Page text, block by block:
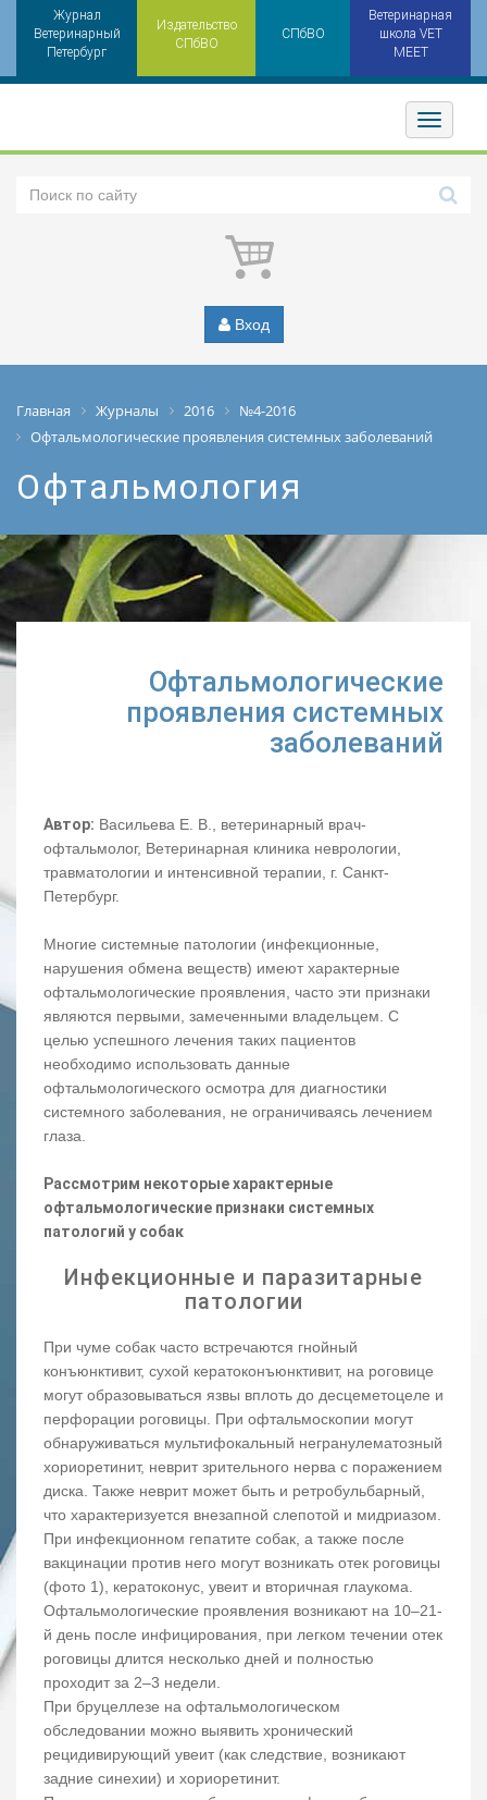
Журнал
Ветеринарный
Петербург
Издательство
СПбВО
СПбВО
Ветеринарная
школа VET
MEET
Toggler
Вход
Главная Журналы 2016
№4-2016
Офтальмологические проявления системных заболеваний
Офтальмология
Офтальмологические
проявления системных
заболеваний
Автор: Васильева Е. В., ветеринарный врач-
офтальмолог, Ветеринарная клиника неврологии,
травматологии и интенсивной терапии, г. Санкт-
Петербург.
Многие системные патологии (инфекционные,
нарушения обмена веществ) имеют характерные
офтальмологические проявления, часто эти признаки
являются первыми, замеченными владельцем. С
целью успешного лечения таких пациентов
необходимо использовать данные
офтальмологического осмотра для диагностики
системного заболевания, не ограничиваясь лечением
глаза.
Рассмотрим некоторые характерные
офтальмологические признаки системных
патологий у собак
Инфекционные и паразитарные
патологии
При чуме собак часто встречаются гнойный
конъюнктивит, сухой кератоконъюнктивит, на роговице
могут образовываться язвы вплоть до десцеметоцеле и
перфорации роговицы. При офтальмоскопии могут
обнаруживаться мультифокальный негранулематозный
хориоретинит, неврит зрительного нерва с поражением
диска. Также неврит может быть и ретробульбарный,
что характеризуется внезапной слепотой и мидриазом.
При инфекционном гепатите собак, а также после
вакцинации против него могут возникать отек роговицы
(фото 1), кератоконус, увеит и вторичная глаукома.
Офтальмологические проявления возникают на 10–21-
й день после инфицирования, при легком течении отек
роговицы длится несколько дней и полностью
проходит за 2–3 недели.
При бруцеллезе на офтальмологическом
обследовании можно выявить хронический
рецидивирующий увеит (как следствие, возникают
задние синехии) и хориоретинит.